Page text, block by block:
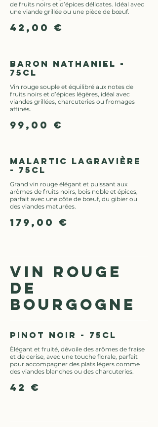
de fruits noirs et d’épices délicates. Idéal avec
une viande grillée ou une pièce de bœuf.
42,00 €
Baron Nathaniel -
75cl
Vin rouge souple et équilibré aux notes de
fruits noirs et d’épices légères, idéal avec
viandes grillées, charcuteries ou fromages
affinés.
99,00 €
Malartic Lagravière
- 75cl
Grand vin rouge élégant et puissant aux
arômes de fruits noirs, bois noble et épices,
parfait avec une côte de bœuf, du gibier ou
des viandes maturées.
179,00 €
VIN ROUGE
DE
BOURGOGNE
Pinot Noir - 75cl
Èlégant et fruité, dévoile des arômes de fraise
et de cerise, avec une touche florale, parfait
pour accompagner des plats légers comme
des viandes blanches ou des charcuteries.
42 €